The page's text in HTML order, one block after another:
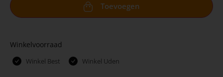
Toevoegen
Winkelvoorraad
Winkel Best Winkel Uden